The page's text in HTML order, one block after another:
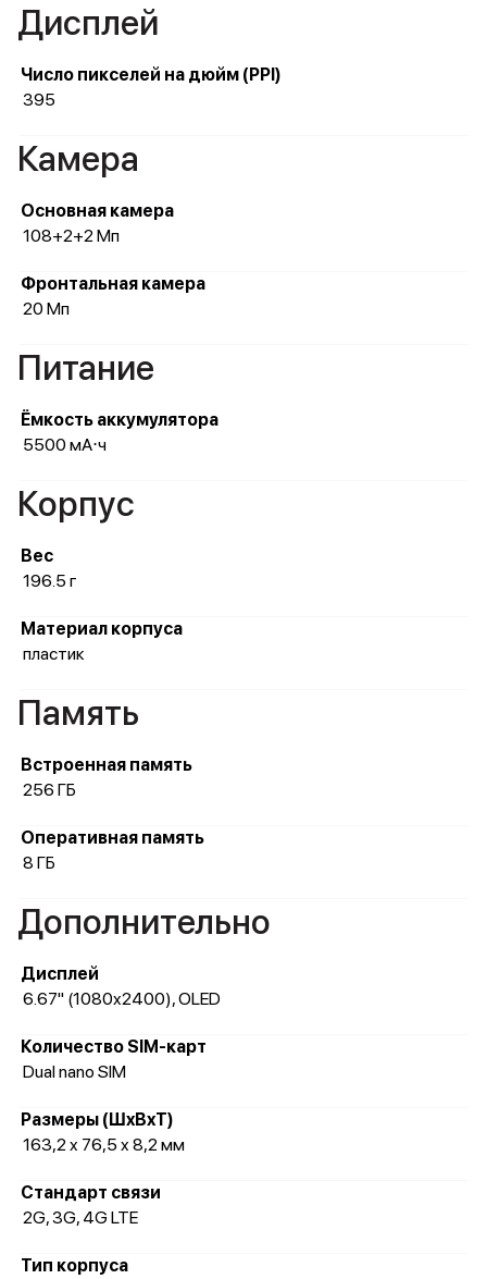
Дисплей
Число пикселей на дюйм (PPI)
395
Камера
Основная камера
108+2+2 Мп
Фронтальная камера
20 Мп
Питание
Ёмкость аккумулятора
5500 мА⋅ч
Корпус
Вес
196.5 г
Материал корпуса
пластик
Память
Встроенная память
256 ГБ
Оперативная память
8 ГБ
Дополнительно
Дисплей
6.67" (1080x2400), OLED
Количество SIM-карт
Dual nano SIM
Размеры (ШxВxТ)
163,2 x 76,5 x 8,2 мм
Стандарт связи
2G, 3G, 4G LTE
Тип корпуса